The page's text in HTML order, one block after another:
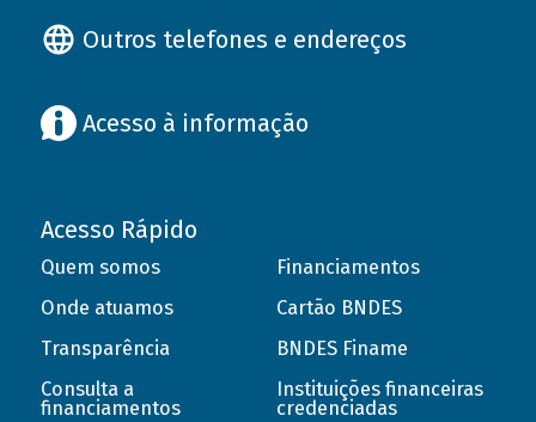
Outros telefones e endereços
Acesso à informação
Acesso Rápido
Quem somos
Onde atuamos
Transparência
Consulta a
financiamentos
Financiamentos
Cartão BNDES
BNDES Finame
Instituições financeiras
credenciadas